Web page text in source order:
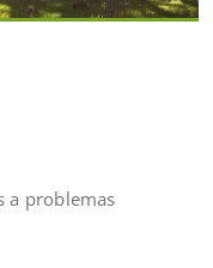
a problemas